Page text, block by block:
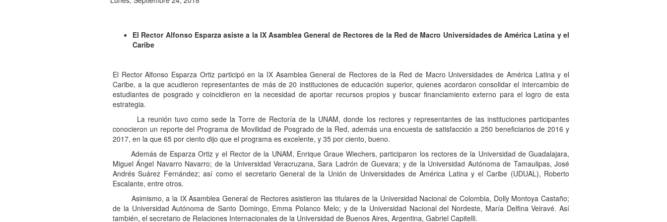
El Rector Alfonso Esparza asiste a la IX Asamblea General de Rectores de la Red de Macro Universidades de América Latina y el
Caribe
El Rector Alfonso Esparza Ortiz participó en la IX Asamblea General de Rectores de la Red de Macro Universidades de América Latina y el
Caribe, a la que acudieron representantes de más de 20 instituciones de educación superior, quienes acordaron consolidar el intercambio de
estudiantes de posgrado y coincidieron en la necesidad de aportar recursos propios y buscar financiamiento externo para el logro de esta
estrategia.
La reunión tuvo como sede la Torre de Rectoría de la UNAM, donde los rectores y representantes de las instituciones participantes
conocieron un reporte del Programa de Movilidad de Posgrado de la Red, además una encuesta de satisfacción a 250 beneficiarios de 2016 y
2017, en la que 65 por ciento dijo que el programa es excelente, y 35 por ciento, bueno.
Además de Esparza Ortiz y el Rector de la UNAM, Enrique Graue Wiechers, participaron los rectores de la Universidad de Guadalajara,
Miguel Ángel Navarro Navarro; de la Universidad Veracruzana, Sara Ladrón de Guevara; y de la Universidad Autónoma de Tamaulipas, José
Andrés Suárez Fernández; así como el secretario General de la Unión de Universidades de América Latina y el Caribe (UDUAL), Roberto
Escalante, entre otros.
Asimismo, a la IX Asamblea General de Rectores asistieron las titulares de la Universidad Nacional de Colombia, Dolly Montoya Castaño;
de la Universidad Autónoma de Santo Domingo, Emma Polanco Melo; y de la Universidad Nacional del Nordeste, María Delfina Veiravé. Así
también, el secretario de Relaciones Internacionales de la Universidad de Buenos Aires, Argentina, Gabriel Capitelli.